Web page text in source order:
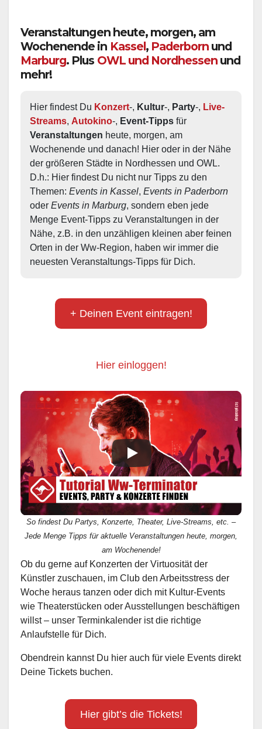
Veranstaltungen heute, morgen, am
Wochenende in Kassel, Paderborn und
Marburg. Plus OWL und Nordhessen und
mehr!
Hier findest Du Konzert-, Kultur-, Party-, Live-
Streams, Autokino-, Event-Tipps
Veranstaltungen heute, morgen, am
Wochenende und danach! Hier oder in der Nähe
der größeren Städte in Nordhessen und OWL.
D.h.: Hier findest Du nicht nur Tipps zu den
Themen: Events in Kassel, Events in Paderborn
oder Events in Marburg, sondern eben jede
Menge Event-Tipps zu Veranstaltungen in der
Nähe, z.B. in den unzähligen kleinen aber feinen
Orten in der Ww-Region, haben wir immer die
neuesten Veranstaltungs-Tipps für Dich.
+ Deinen Event eintragen!
Hier einloggen!
So findest Du Partys, Konzerte, Theater, Live-Streams, etc. –
Jede Menge Tipps für aktuelle Veranstaltungen heute, morgen,
am Wochenende!
Ob du gerne auf Konzerten der Virtuosität der
Künstler zuschauen, im Club den Arbeitsstress der
Woche heraus tanzen oder dich mit Kultur-Events
wie Theaterstücken oder Ausstellungen beschäftigen
willst – unser Terminkalender ist die richtige
Anlaufstelle für Dich.
Obendrein kannst Du hier auch für viele Events direkt
Deine Tickets buchen.
Hier gibt’s die Tickets!